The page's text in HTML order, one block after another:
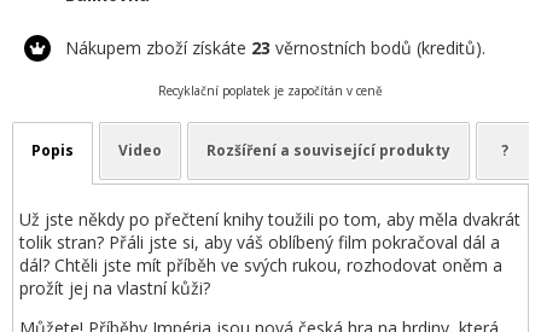
Nákupem zboží získáte 23 věrnostních bodů (kreditů).
Recyklační poplatek je započítán v ceně
Popis Video Rozšíření a související produkty ?
Už jste někdy po přečtení knihy toužili po tom, aby měla dvakrát
tolik stran? Přáli jste si, aby váš oblíbený film pokračoval dál a
dál? Chtěli jste mít příběh ve svých rukou, rozhodovat oněm a
prožít jej na vlastní kůži?